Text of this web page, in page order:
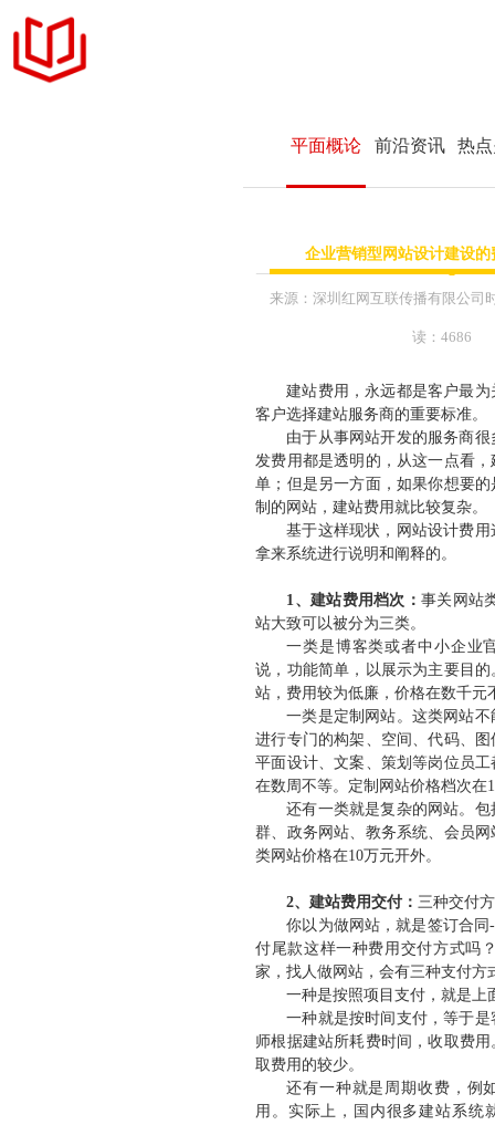
+ 响应式网站交互
+ 展示型企业网站
+ 企业网站升级和
+ 公众号内容维护
+ 互联网营销年度
+ 网络主题活动执行
服务项目 MFCMS建站
传统市场竞争激烈，互联网上仍潜藏着勃勃商机！
开拓广阔的互联网空间，您需要的是一个 “智慧团队”
让我们一起来创造更大的奇迹！
设计案例
MFCMS建站
联系我们
平面概论 前沿资讯 热
企业营销型网站设计建设
来源： 深圳红网互联传播有限公司
读：4686
建站费用，永远都是客户最
客户选择建站服务商的重要标准。
由于从事网站开发的服务商
发费用都是透明的，从这一点看
单；但是另一方面，如果你想要
制的网站，建站费用就比较复杂。
基于这样现状，网站设计费
拿来系统进行说明和阐释的。
1、建站费用档次：事关网站
站大致可以被分为三类。
一类是博客类或者中小企业
说，功能简单，以展示为主要目
站，费用较为低廉，价格在数千元
一类是定制网站。这类网站
进行专门的构架、空间、代码、
平面设计、文案、策划等岗位员
在数周不等。定制网站价格档次在
还有一类就是复杂的网站。
群、政务网站、教务系统、会员
类网站价格在10万元开外。
2、建站费用交付：三种交付
你以为做网站，就是签订合
付尾款这样一种费用交付方式吗
家，找人做网站，会有三种支付方
一种是按照项目支付，就是上
一种就是按时间支付，等于
师根据建站所耗费时间，收取费
取费用的较少。
还有一种就是周期收费，例
用。实际上，国内很多建站系统